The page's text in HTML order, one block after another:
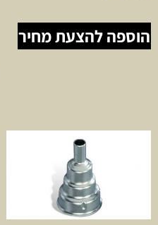
הוספה להצעת מחיר